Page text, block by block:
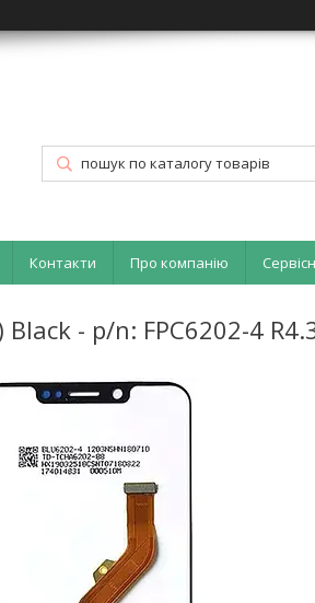
Контакти Про компанію
- p/n: FPC6202-4